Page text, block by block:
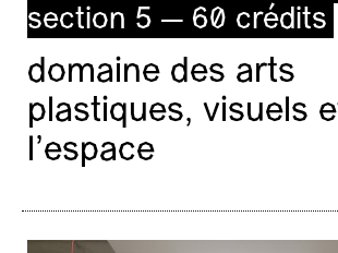
section 5 — 60 crédits
domaine des arts
plastiques, visuels
l’espace